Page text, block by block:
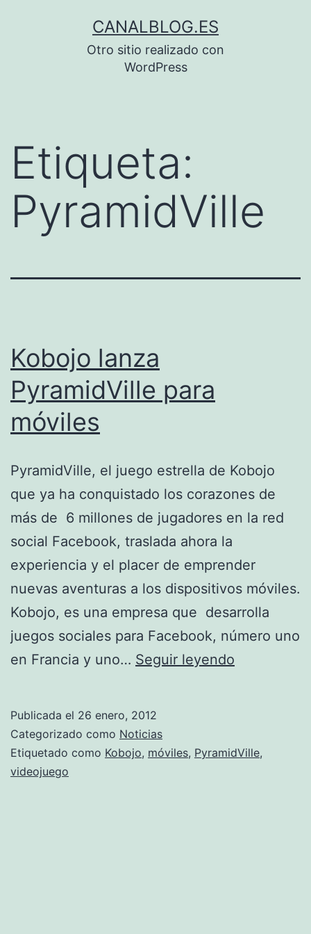
CANALBLOG.ES
Otro sitio realizado con
WordPress
Etiqueta:
PyramidVille
Kobojo lanza
PyramidVille para
móviles
PyramidVille, el juego estrella de Kobojo
que ya ha conquistado los corazones de
más de 6 millones de jugadores en la red
social Facebook, traslada ahora la
experiencia y el placer de emprender
nuevas aventuras a los dispositivos móviles.
Kobojo, es una empresa que desarrolla
juegos sociales para Facebook, número uno
en Francia y uno… Seguir leyendo
móviles
Publicada el 26 enero, 2012
Categorizado como Noticias
Etiquetado como Kobojo, móviles, PyramidVille,
videojuego